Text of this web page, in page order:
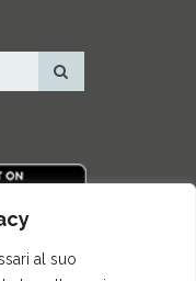
al suo
sito |Credits